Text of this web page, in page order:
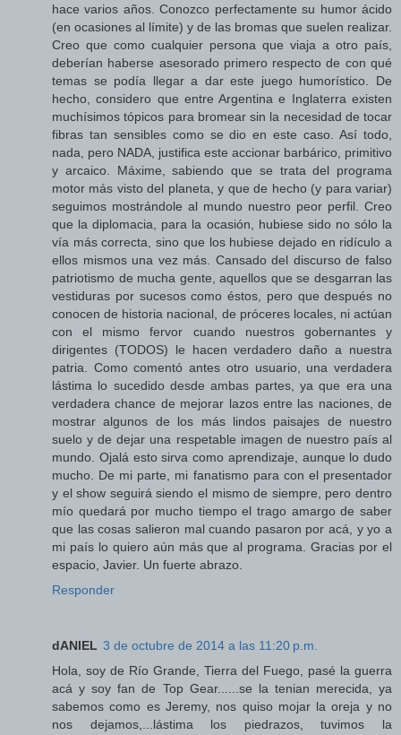
hace varios años. Conozco perfectamente su humor ácido
(en ocasiones al límite) y de las bromas que suelen realizar.
Creo que como cualquier persona que viaja a otro país,
deberían haberse asesorado primero respecto de con qué
temas se podía llegar a dar este juego humorístico. De
hecho, considero que entre Argentina e Inglaterra existen
muchísimos tópicos para bromear sin la necesidad de tocar
fibras tan sensibles como se dio en este caso. Así todo,
nada, pero NADA, justifica este accionar barbárico, primitivo
y arcaico. Máxime, sabiendo que se trata del programa
motor más visto del planeta, y que de hecho (y para variar)
seguimos mostrándole al mundo nuestro peor perfil. Creo
que la diplomacia, para la ocasión, hubiese sido no sólo la
vía más correcta, sino que los hubiese dejado en ridículo a
ellos mismos una vez más. Cansado del discurso de falso
patriotismo de mucha gente, aquellos que se desgarran las
vestiduras por sucesos como éstos, pero que después no
conocen de historia nacional, de próceres locales, ni actúan
con el mismo fervor cuando nuestros gobernantes y
dirigentes (TODOS) le hacen verdadero daño a nuestra
patria. Como comentó antes otro usuario, una verdadera
lástima lo sucedido desde ambas partes, ya que era una
verdadera chance de mejorar lazos entre las naciones, de
mostrar algunos de los más lindos paisajes de nuestro
suelo y de dejar una respetable imagen de nuestro país al
mundo. Ojalá esto sirva como aprendizaje, aunque lo dudo
mucho. De mi parte, mi fanatismo para con el presentador
y el show seguirá siendo el mismo de siempre, pero dentro
mío quedará por mucho tiempo el trago amargo de saber
que las cosas salieron mal cuando pasaron por acá, y yo a
mi país lo quiero aún más que al programa. Gracias por el
espacio, Javier. Un fuerte abrazo.
Responder
dANIEL 3 de octubre de 2014 a las 11:20 p.m.
Hola, soy de Río Grande, Tierra del Fuego, pasé la guerra
acá y soy fan de Top Gear......se la tenian merecida, ya
sabemos como es Jeremy, nos quiso mojar la oreja y no
nos dejamos,...lástima los piedrazos, tuvimos la